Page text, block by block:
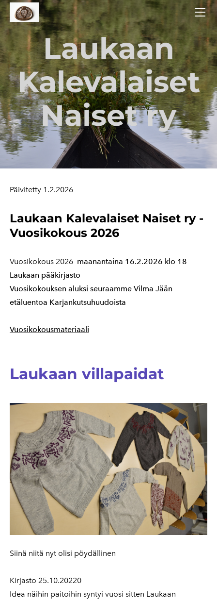
Laukaan
Kalevalaiset
Naiset ry
Päivitetty 1.2.2026
Laukaan Kalevalaiset Naiset ry -
Vuosikokous 2026
Vuosikokous 2026 maanantaina 16.2.2026 klo 18
Laukaan pääkirjasto
Vuosikokouksen aluksi seuraamme Vilma Jään
etäluentoa Karjankutsuhuudoista
Vuosikokousmateriaali
Laukaan villapaidat
Siinä niitä nyt olisi pöydällinen
Kirjasto 25.10.20220
Idea näihin paitoihin syntyi vuosi sitten Laukaan
AJANKOHTAISTA
TOIMINTA
LAUKAAN KANSALLISPUKU
TARINOITA
YHTEYSTIEDOT